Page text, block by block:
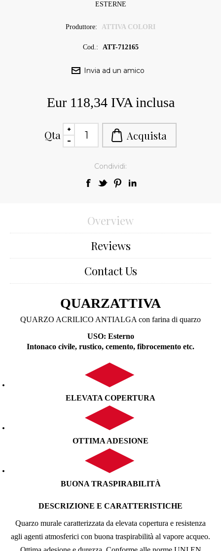
ESTERNE
Produttore: ATTIVA COLORI
Cod.: ATT-712165
Eur 118,34 IVA inclusa
Qta
Condividi:
Overview
Reviews
Contact Us
QUARZATTIVA
QUARZO ACRILICO ANTIALGA con farina di quarzo
USO: Esterno
Intonaco civile, rustico, cemento, fibrocemento etc.
ELEVATA COPERTURA
OTTIMA ADESIONE
BUONA TRASPIRABILITÀ
DESCRIZIONE E CARATTERISTICHE
Quarzo murale caratterizzata da elevata copertura e resistenza
agli agenti atmosferici con buona traspirabilità al vapore acqueo.